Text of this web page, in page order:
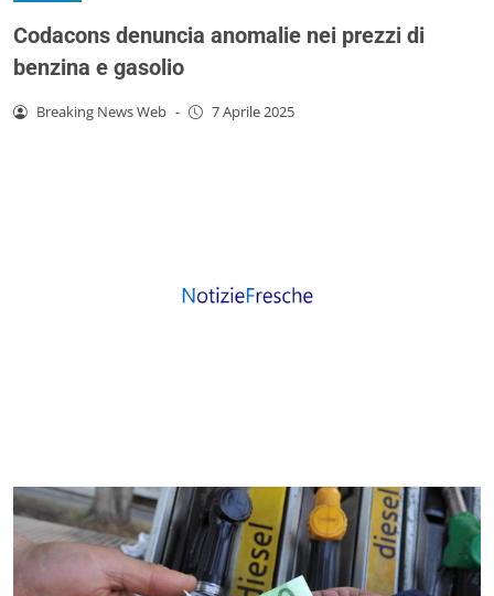
Codacons denuncia anomalie nei prezzi di
benzina e gasolio
Breaking News Web - 7 Aprile 2025